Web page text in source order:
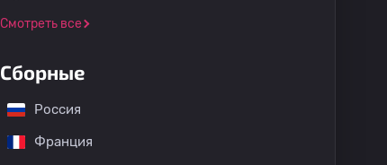
Смотреть все
Сборные
Россия
Франция